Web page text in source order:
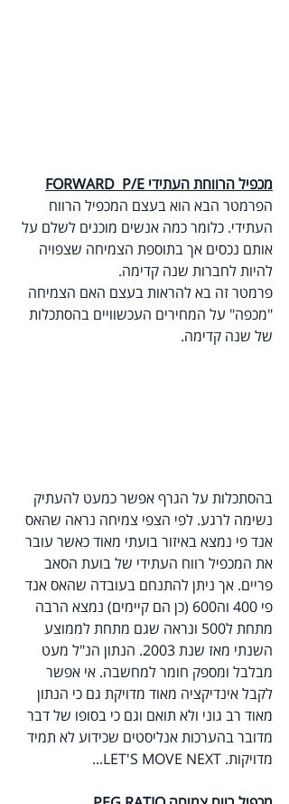
מכפיל הרווחת העתידי FORWARD  P/E
הפרמטר הבא הוא בעצם המכפיל הרווח
העתידי. כלומר כמה אנשים מוכנים לשלם על
אותם נכסים אך בתוספת הצמיחה שצפויה
להיות לחברות שנה קדימה.
פרמטר זה בא להראות בעצם האם הצמיחה
"מכפה" על המחירים העכשוויים בהסתכלות
של שנה קדימה.
בהסתכלות על הגרף אפשר כמעט להעתיק
נשימה לרגע. לפי הצפי צמיחה נראה שהאס
אנד פי נמצא באיזור בועתי מאוד כאשר עובר
את המכפיל רווח העתידי של בועת הסאב
פריים. אך ניתן להתנחם בעובדה שהאס אנד
פי 400 וה600 (כן הם קיימים) נמצא הרבה
מתחת ל500 ונראה שגם מתחת לממוצע
השנתי מאז שנת 2003. הנתון הנ"ל מעט
מבלבל ומספק חומר למחשבה. אי אפשר
לקבל אינדיקציה מאוד מדויקת גם כי הנתון
מאוד רב גוני ולא תואם וגם כי בסופו של דבר
מדובר בהערכות אנליסטים שכידוע לא תמיד
מדויקות. LET'S MOVE NEXT...